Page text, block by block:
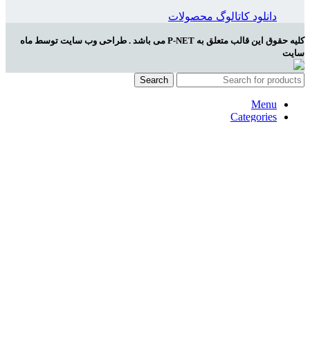
دانلود کاتالوگ محصولات
کلیه حقوق این قالب متعلق به P-NET می باشد . طراحی وب سایت توسط ماه
سایت
Search
Menu
Categories